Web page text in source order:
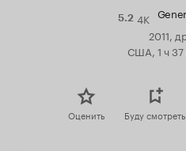
5.2Рейтинг
Кинопоиска
4K
2011,
США, 1 ч 37
Оценить Буду смотреть